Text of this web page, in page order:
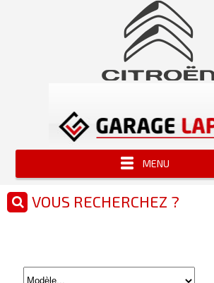
MENU
VOUS RECHERCHEZ ?